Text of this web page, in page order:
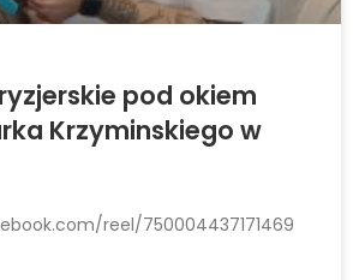
pod okiem
Krzyminskiego w
reel/750004437171469